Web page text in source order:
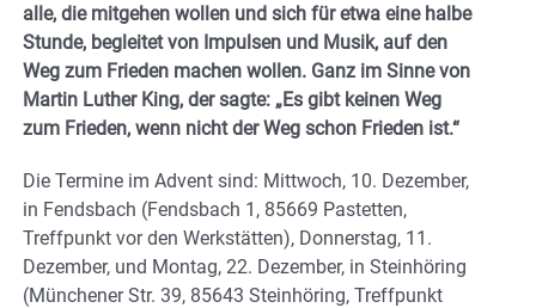
alle, die mitgehen wollen und sich für etwa eine halbe
Stunde, begleitet von Impulsen und Musik, auf den
Weg zum Frieden machen wollen. Ganz im Sinne von
Martin Luther King, der sagte: „Es gibt keinen Weg
zum Frieden, wenn nicht der Weg schon Frieden ist.“
Die Termine im Advent sind: Mittwoch, 10. Dezember,
in Fendsbach (Fendsbach 1, 85669 Pastetten,
Treffpunkt vor den Werkstätten), Donnerstag, 11.
Dezember, und Montag, 22. Dezember, in Steinhöring
(Münchener Str. 39, 85643 Steinhöring, Treffpunkt